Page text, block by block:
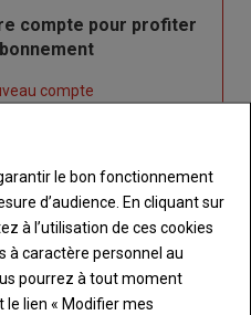
compte pour profiter
compte
abonné(e)
le bon fonctionnement
d’audience. En cliquant sur
à l’utilisation de ces cookies
à caractère personnel au
pourrez à tout moment
le lien « Modifier mes